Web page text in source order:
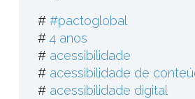
# #pactoglobal
# 4 anos
# acessibilidade
# acessibilidade de
# acessibilidade digital